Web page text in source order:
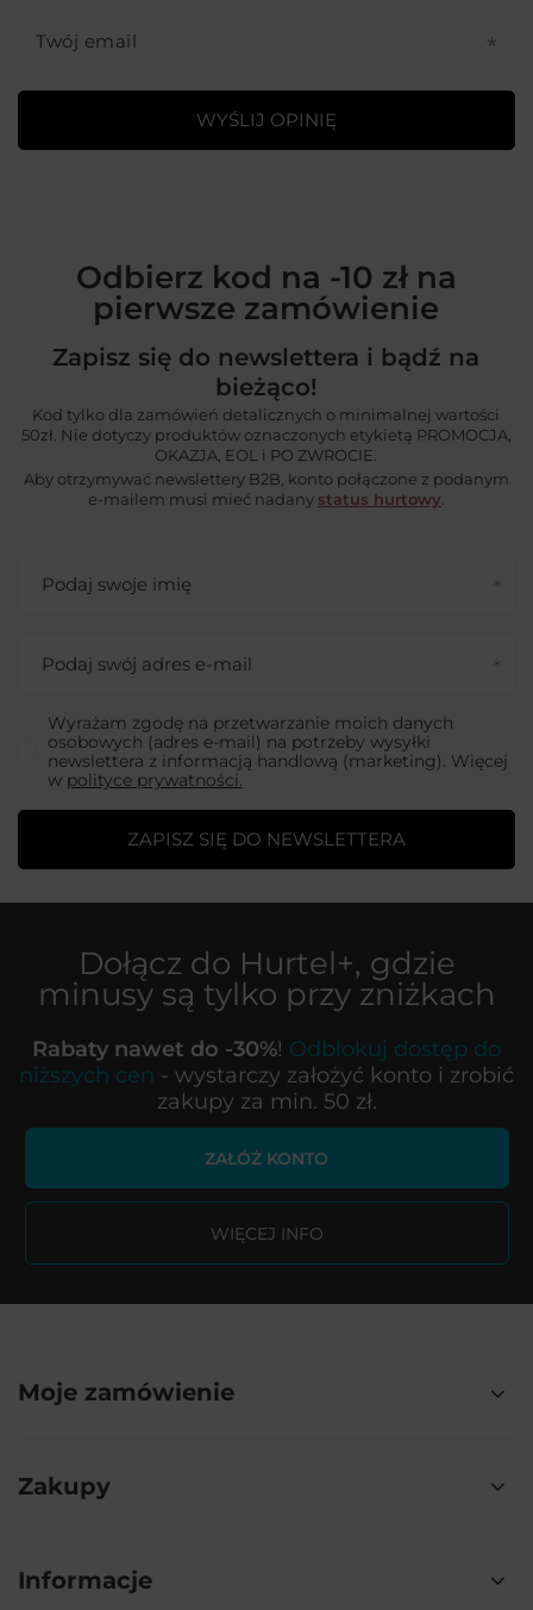
Twój email
WYŚLIJ OPINIĘ
Odbierz kod na -10 zł na
pierwsze zamówienie
Zapisz się do newslettera i bądź na
bieżąco!
Kod tylko dla zamówień detalicznych o minimalnej wartości
50zł. Nie dotyczy produktów oznaczonych etykietą PROMOCJA,
OKAZJA, EOL i PO ZWROCIE.
Aby otrzymywać newslettery B2B, konto połączone z podanym
e-mailem musi mieć nadany status hurtowy
Podaj swoje imię
Podaj swój adres e-mail
Wyrażam zgodę na przetwarzanie moich danych
osobowych (adres e-mail) na potrzeby wysyłki
newslettera z informacją handlową (marketing). Więcej
w polityce prywatności.
ZAPISZ SIĘ DO NEWSLETTERA
Dołącz do Hurtel+, gdzie
minusy są tylko przy zniżkach
Rabaty nawet do -30%! Odblokuj dostęp do
niższych cen - wystarczy założyć konto i zrobić
zakupy za min. 50 zł.
ZAŁÓŻ KONTO
WIĘCEJ INFO
Moje zamówienie
Zakupy
Informacje